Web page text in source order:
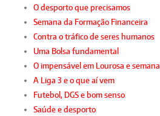
O desporto que precisamos
Semana da Formação Financeira
Contra o tráfico de seres humanos
Uma Bolsa fundamental
O impensável em Lourosa e semana
A Liga 3 e o que aí vem
Futebol, DGS e bom senso
Saúde e desporto